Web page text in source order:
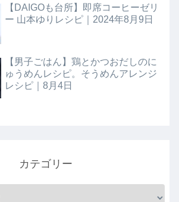
【DAIGOも台所】即席コーヒーゼリ
ー 山本ゆりレシピ｜2024年8月9日
【男子ごはん】鶏とかつおだしのに
ゅうめんレシピ。そうめんアレンジ
レシピ｜8月4日
カテゴリー